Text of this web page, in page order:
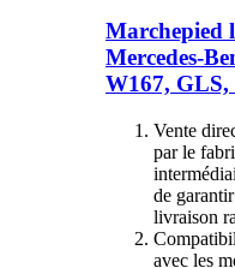
Marchepied
Mercedes-
W167, GLS,
Vente
par le
de
livraison
avec les